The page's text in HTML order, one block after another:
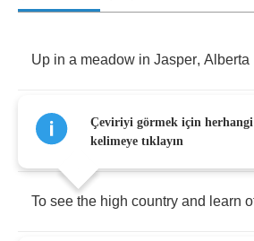
Up in a meadow in Jasper, Alberta
Two men and four ponies on a long
ride
To see the high country and learn
Çeviriyi görmek için
kelimeye tıklayın